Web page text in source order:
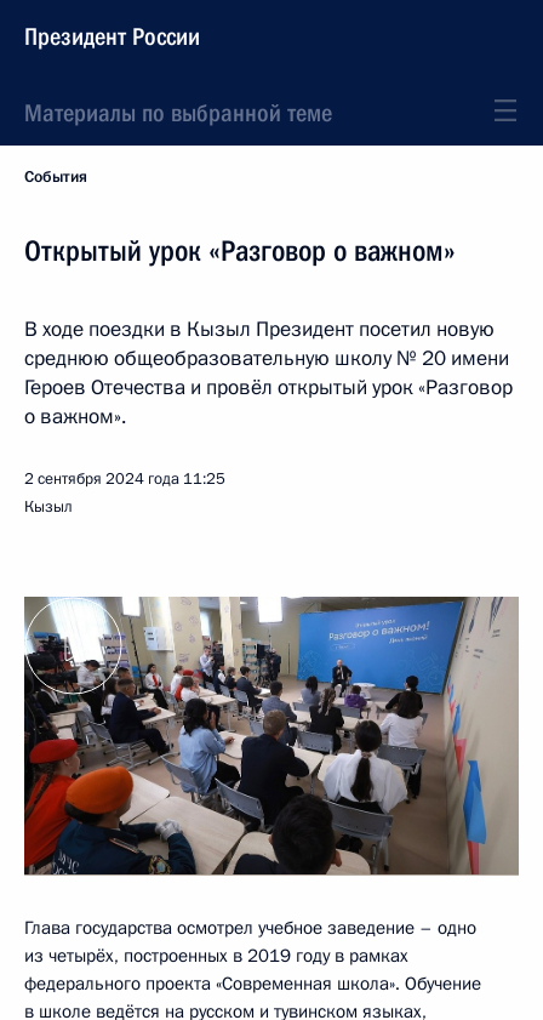
Президент России
Материалы по выбранной теме
События
Открытый урок «Разговор о важном»
В ходе поездки в Кызыл Президент посетил новую
среднюю общеобразовательную школу № 20 имени
Героев Отечества и провёл открытый урок «Разговор
о важном».
2 сентября 2024 года 11:25
Кызыл
Глава государства осмотрел учебное заведение – одно
из четырёх, построенных в 2019 году в рамках
федерального проекта «Современная школа». Обучение
в школе ведётся на русском и тувинском языках,